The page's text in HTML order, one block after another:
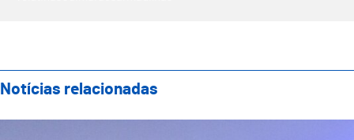
Notícias relacionadas